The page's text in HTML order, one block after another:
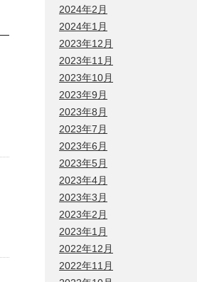
2024年2月
2024年1月
2023年12月
2023年11月
2023年10月
2023年9月
2023年8月
2023年7月
2023年6月
2023年5月
2023年4月
2023年3月
2023年2月
2023年1月
2022年12月
2022年11月